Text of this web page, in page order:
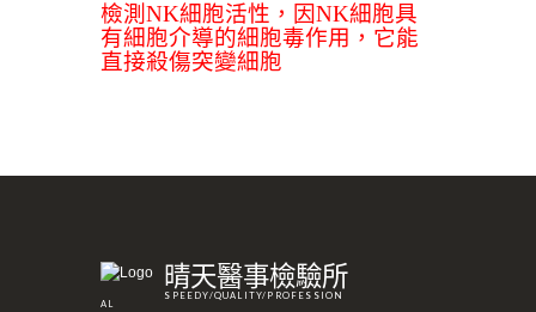
檢測NK細胞活性，因NK細胞具
有細胞介導的細胞毒作用，它能
直接殺傷突變細胞
晴天醫事檢驗所
SPEEDY/QUALITY/PROFESSION
AL